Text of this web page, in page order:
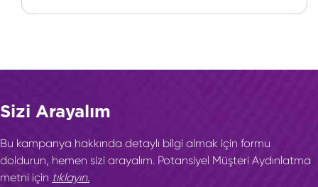
Sizi Arayalım
Bu kampanya hakkında detaylı bilgi almak için formu
doldurun, hemen sizi arayalım. Potansiyel Müşteri Aydınlatma
metni için tıklayın.